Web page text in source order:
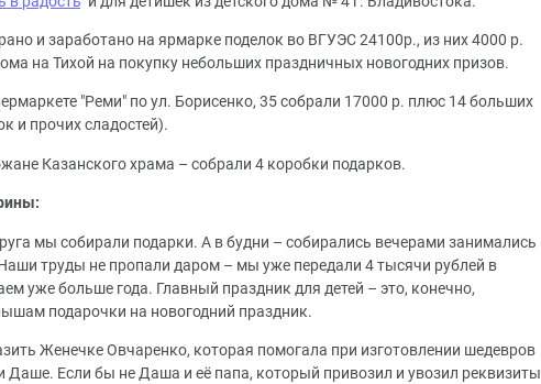
и заработано на ярмарке поделок во ВГУЭС 24100р., из них 4000 р.
на Тихой на покупку небольших праздничных новогодних призов.
"Реми" по ул. Борисенко, 35 собрали 17000 р. плюс 14 больших
и прочих сладостей).
Казанского храма – собрали 4 коробки подарков.
мы собирали подарки. А в будни – собирались вечерами занимались
труды не пропали даром – мы уже передали 4 тысячи рублей в
уже больше года. Главный праздник для детей – это, конечно,
подарочки на новогодний праздник.
Женечке Овчаренко, которая помогала при изготовлении шедевров
Даше. Если бы не Даша и её папа, который привозил и увозил реквизиты